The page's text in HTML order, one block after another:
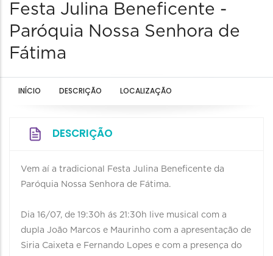
Festa Julina Beneficente -
Paróquia Nossa Senhora de
Fátima
INÍCIO DESCRIÇÃO LOCALIZAÇÃO
DESCRIÇÃO
Vem aí a tradicional Festa Julina Beneficente da
Paróquia Nossa Senhora de Fátima.
Dia 16/07, de 19:30h ás 21:30h live musical com a
dupla João Marcos e Maurinho com a apresentação de
Siria Caixeta e Fernando Lopes e com a presença do